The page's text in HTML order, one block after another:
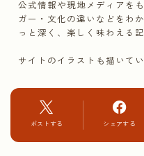
公式情報や現地メディアを
ガー・文化の違いなどをわ
っと深く、楽しく味わえる
サイトのイラストも描いてい
ポストする シェアする